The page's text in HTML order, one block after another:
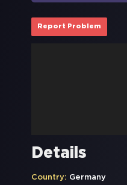
Report Problem
Details
Country: Germany